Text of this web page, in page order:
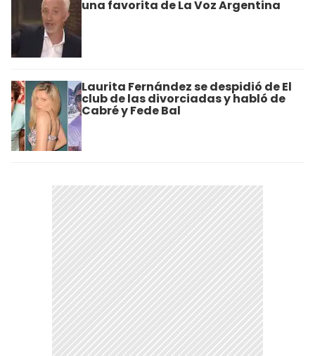
una favorita de La Voz Argentina
Laurita Fernández se despidió de El
club de las divorciadas y habló de
Cabré y Fede Bal